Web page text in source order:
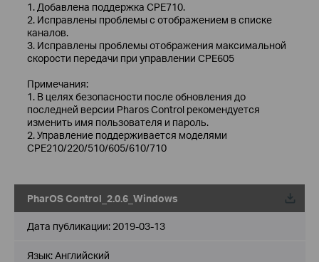
1. Добавлена поддержка CPE710.
2. Исправлены проблемы с отображением в списке
каналов.
3. Исправлены проблемы отображения максимальной
скорости передачи при управлении CPE605
Примечания:
1. В целях безопасности после обновления до
последней версии Pharos Control рекомендуется
изменить имя пользователя и пароль.
2. Управление поддерживается моделями
CPE210/220/510/605/610/710
PharOS Control_2.0.6_Windows
Дата публикации: 2019-03-13
Язык:Английский